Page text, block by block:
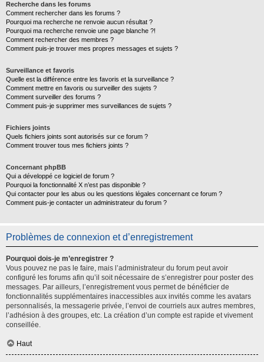
Recherche dans les forums
Comment rechercher dans les forums ?
Pourquoi ma recherche ne renvoie aucun résultat ?
Pourquoi ma recherche renvoie une page blanche ?!
Comment rechercher des membres ?
Comment puis-je trouver mes propres messages et sujets ?
Surveillance et favoris
Quelle est la différence entre les favoris et la surveillance ?
Comment mettre en favoris ou surveiller des sujets ?
Comment surveiller des forums ?
Comment puis-je supprimer mes surveillances de sujets ?
Fichiers joints
Quels fichiers joints sont autorisés sur ce forum ?
Comment trouver tous mes fichiers joints ?
Concernant phpBB
Qui a développé ce logiciel de forum ?
Pourquoi la fonctionnalité X n’est pas disponible ?
Qui contacter pour les abus ou les questions légales concernant ce forum ?
Comment puis-je contacter un administrateur du forum ?
Problèmes de connexion et d’enregistrement
Pourquoi dois-je m’enregistrer ?
Vous pouvez ne pas le faire, mais l’administrateur du forum peut avoir
configuré les forums afin qu’il soit nécessaire de s’enregistrer pour poster des
messages. Par ailleurs, l’enregistrement vous permet de bénéficier de
fonctionnalités supplémentaires inaccessibles aux invités comme les avatars
personnalisés, la messagerie privée, l’envoi de courriels aux autres membres,
l’adhésion à des groupes, etc. La création d’un compte est rapide et vivement
conseillée.
Haut